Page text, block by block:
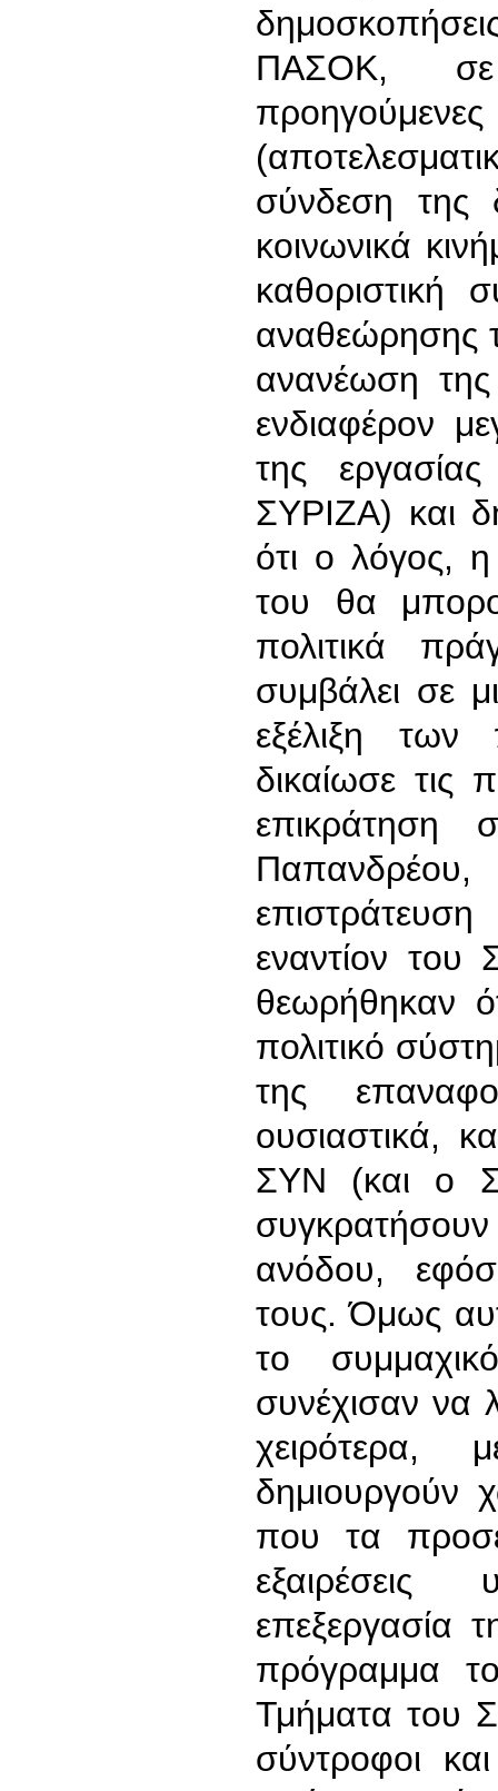
ΠΑΣΟΚ,
σύνδεση της
κοινωνικά
καθοριστική
αναθεώρησης
ανανέωση
ενδιαφέρον
της
ΣΥΡΙΖΑ) και
ότι ο λόγος,
του θα
πολιτικά
συμβάλει σε
εξέλιξη των
δικαίωσε τις
εναντίον
θεωρήθηκαν
πολιτικό
της
ουσιαστικά,
ΣΥΝ (και ο
συγκρατήσουν
ανόδου,
τους. Όμως
το
συνέχισαν να
δημιουργούν
που τα
επεξεργασία
πρόγραμμα
Τμήματα του
σύντροφοι